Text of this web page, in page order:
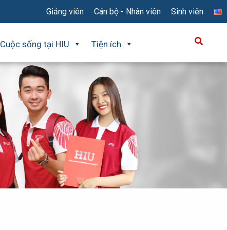
Giảng viên Cán bộ - Nhân viên Sinh viên
Cuộc sống tại HIU Tiện ích